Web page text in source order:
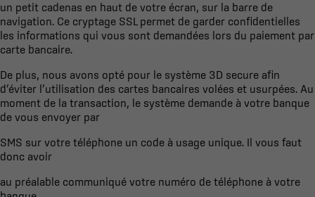
un petit cadenas en haut de votre écran, sur la barre de
navigation. Ce cryptage SSL permet de garder confidentielles
les informations qui vous sont demandées lors du paiement par
carte bancaire.
De plus, nous avons opté pour le système 3D secure afin
d’éviter l’utilisation des cartes bancaires volées et usurpées. Au
moment de la transaction, le système demande à votre banque
de vous envoyer par
SMS sur votre téléphone un code à usage unique. Il vous faut
donc avoir
au préalable communiqué votre numéro de téléphone à votre